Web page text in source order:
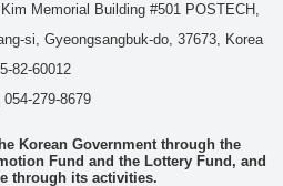
Kim Memorial Building #501 POSTECH,
si, Gyeongsangbuk-do, 37673, Korea
82-60012
279-8679
Korean Government through the
Fund and the Lottery Fund, and
through its activities.